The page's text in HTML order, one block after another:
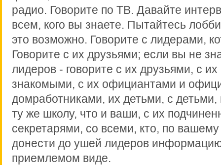
радио. Говорите по ТВ. Давайте
всем, кого вы знаете. Пытайтесь
это возможно. Говорите с лидерами,
Говорите с их друзьями; если вы не
лидеров - говорите с их друзьями, с
знакомыми, с их официантами и
домработниками, их детьми, с детьми,
ту же школу, что и ваши, с их
секретарями, со всеми, кто, по
донести до ушей лидеров
приемлемом виде.